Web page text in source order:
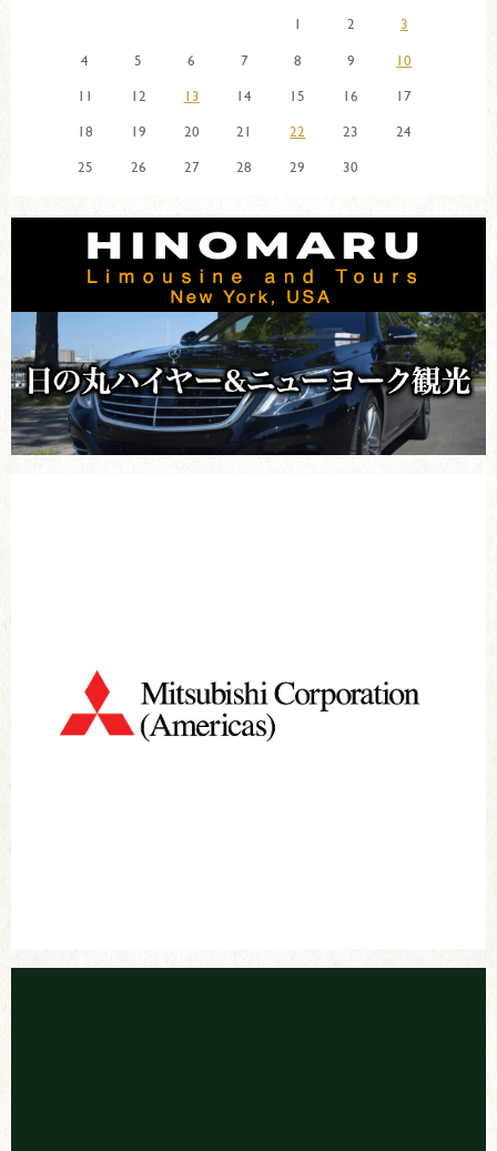
1
2
3
4
5 6 7 8 9
10
11
12 13 14 15 16
17
18
19 20 21 22 23
24
25
26 27 28 29 30